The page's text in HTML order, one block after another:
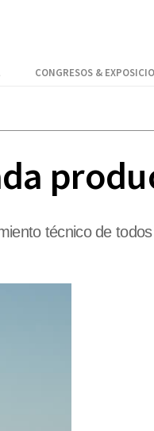
CONGRESOS &
técnico de